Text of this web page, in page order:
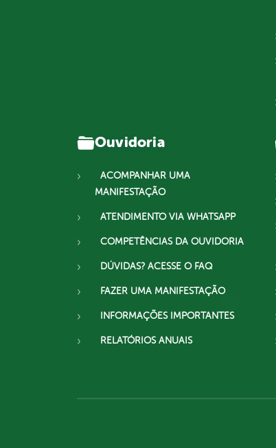
Ouvidoria
ACOMPANHAR UMA
MANIFESTAÇÃO
ATENDIMENTO VIA WHATSAPP
COMPETÊNCIAS DA OUVIDORIA
DÚVIDAS? ACESSE O FAQ
FAZER UMA MANIFESTAÇÃO
INFORMAÇÕES IMPORTANTES
RELATÓRIOS ANUAIS